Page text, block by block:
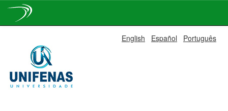
navigation
English Español Português